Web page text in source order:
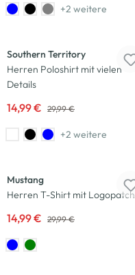
+2 weitere
Southern Territory
Herren Poloshirt mit vielen
Details
14,99 € 29,99 €
+2 weitere
Mustang
Herren T-Shirt mit Logopatch
14,99 € 29,99 €